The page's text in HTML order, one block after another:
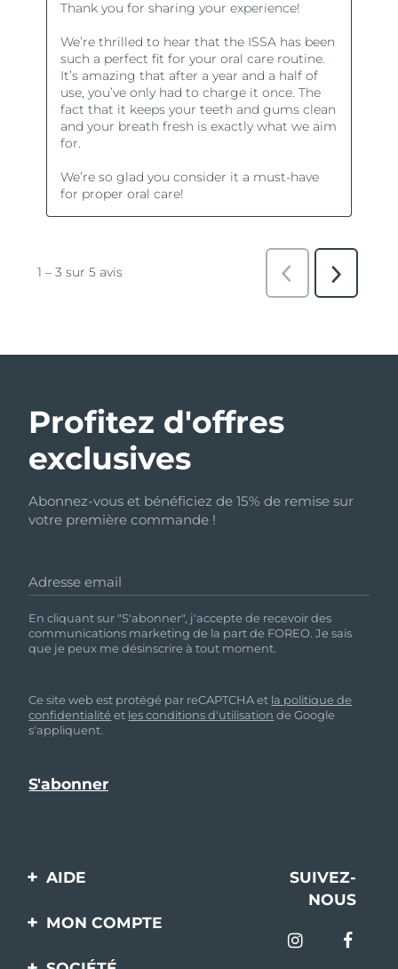
Profitez d'offres
exclusives
Abonnez-vous et bénéficiez de 15% de remise sur
votre première commande !
Adresse email
En cliquant sur "S'abonner", j'accepte de recevoir des
communications marketing de la part de FOREO. Je sais
que je peux me désinscrire à tout moment.
Ce site web est protégé par reCAPTCHA et la politique de
confidentialité et les conditions d'utilisation de Google
s'appliquent.
AIDE
Contactez-nous
SUIVEZ-
NOUS
MON COMPTE
Enregistrement produit